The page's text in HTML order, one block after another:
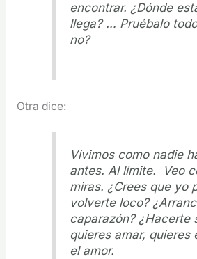
encontrar. ¿Dónde
llega? … Pruébalo
no?
Otra dice:
Vivimos como nadie
antes. Al límite. Veo
miras. ¿Crees que yo
volverte loco?
caparazón? ¿Hacerte
quieres amar, quieres
el amor.